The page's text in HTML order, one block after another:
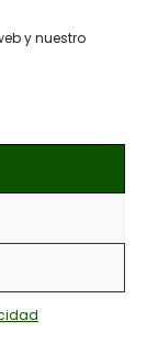
y nuestro
llegar al
otorgado